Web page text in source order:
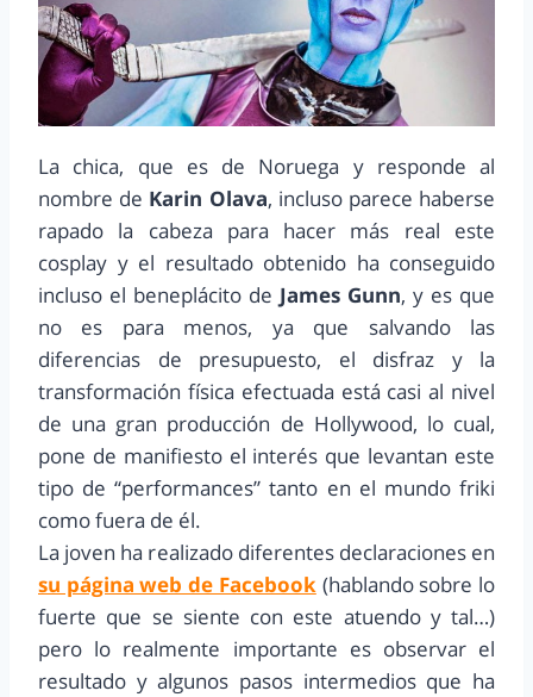
La chica, que es de Noruega y responde al
nombre de Karin Olava, incluso parece haberse
rapado la cabeza para hacer más real este
cosplay y el resultado obtenido ha conseguido
incluso el beneplácito de James Gunn, y es que
no es para menos, ya que salvando las
diferencias de presupuesto, el disfraz y la
transformación física efectuada está casi al nivel
de una gran producción de Hollywood, lo cual,
pone de manifiesto el interés que levantan este
tipo de “performances” tanto en el mundo friki
como fuera de él.
La joven ha realizado diferentes declaraciones en
su página web de Facebook(hablando sobre lo
fuerte que se siente con este atuendo y tal…)
pero lo realmente importante es observar el
resultado y algunos pasos intermedios que ha